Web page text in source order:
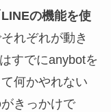
LINEの機能を使
れぞれが動き
すでにanybotを
何かやれない
きっかけで